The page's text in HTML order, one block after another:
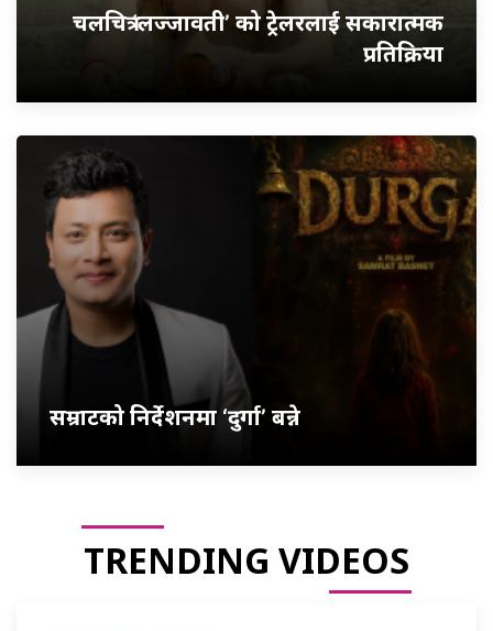
चलचित्र ‘लज्जावती’ को ट्रेलरलाई सकारात्मक
प्रतिक्रिया
सम्राटको निर्देशनमा ‘दुर्गा’ बन्ने
TRENDING VIDEOS